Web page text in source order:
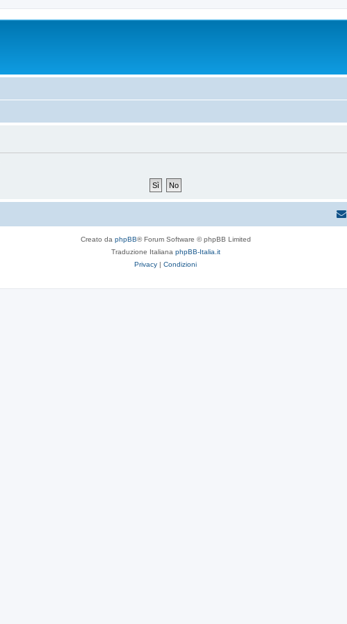
Creato da phpBB® Forum Software © phpBB Limited
Traduzione Italiana phpBB-Italia.it
Privacy | Condizioni